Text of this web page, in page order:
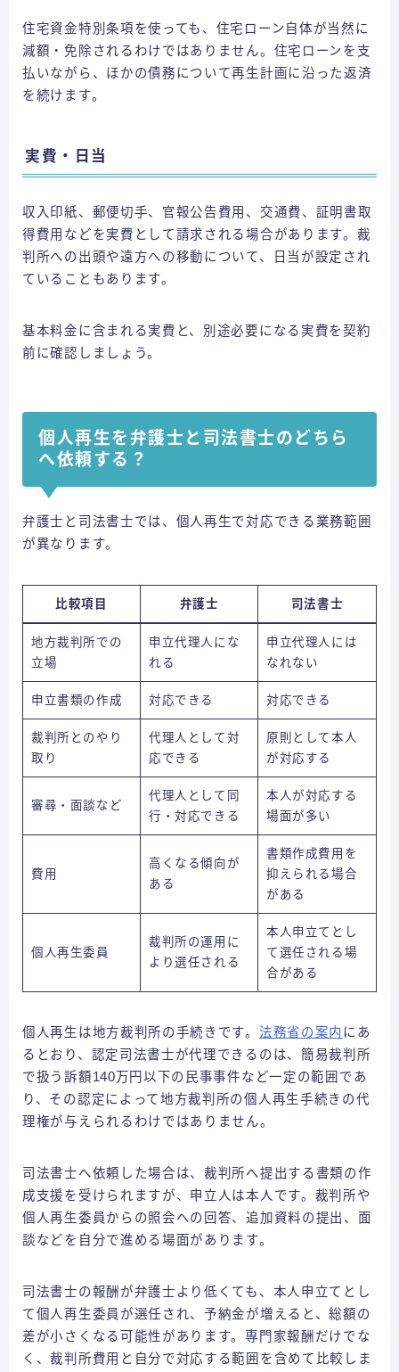
住宅資金特別条項を使っても、住宅ローン自体が当然に
減額・免除されるわけではありません。住宅ローンを支
払いながら、ほかの債務について再生計画に沿った返済
を続けます。
実費・日当
収入印紙、郵便切手、官報公告費用、交通費、証明書取
得費用などを実費として請求される場合があります。裁
判所への出頭や遠方への移動について、日当が設定され
ていることもあります。
基本料金に含まれる実費と、別途必要になる実費を契約
前に確認しましょう。
個人再生を弁護士と司法書士のどちら
へ依頼する？
弁護士と司法書士では、個人再生で対応できる業務範囲
が異なります。
比較項目 弁護士 司法書士
地方裁判所での
立場
申立代理人にな
れる
申立代理人には
なれない
申立書類の作成 対応できる 対応できる
裁判所とのやり
取り
代理人として対
応できる
原則として本人
が対応する
審尋・面談など
代理人として同
行・対応できる
本人が対応する
場面が多い
費用
高くなる傾向が
ある
書類作成費用を
抑えられる場合
がある
個人再生委員
裁判所の運用に
より選任される
本人申立てとし
て選任される場
合がある
個人再生は地方裁判所の手続きです。 法務省の案内 にあ
るとおり、認定司法書士が代理できるのは、簡易裁判所
で扱う訴額140万円以下の民事事件など一定の範囲であ
り、その認定によって地方裁判所の個人再生手続きの代
理権が与えられるわけではありません。
司法書士へ依頼した場合は、裁判所へ提出する書類の作
成支援を受けられますが、申立人は本人です。裁判所や
個人再生委員からの照会への回答、追加資料の提出、面
談などを自分で進める場面があります。
司法書士の報酬が弁護士より低くても、本人申立てとし
て個人再生委員が選任され、予納金が増えると、総額の
差が小さくなる可能性があります。専門家報酬だけでな
く、裁判所費用と自分で対応する範囲を含めて比較しま